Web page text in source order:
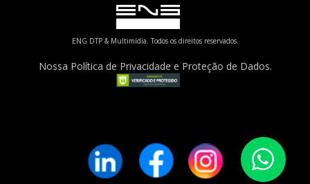
ENG DTP & Multimídia. Todos os direitos reservados.
Nossa Política de Privacidade e Proteção de Dados.